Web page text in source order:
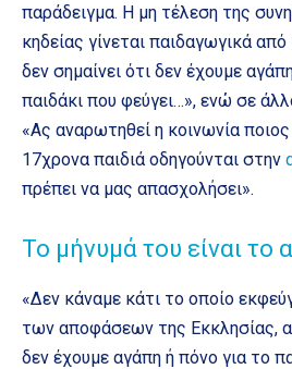
παράδειγμα. Η μη τέλεση της
κηδείας γίνεται παιδαγωγικά
δεν σημαίνει ότι δεν έχουμε
παιδάκι που φεύγει…», ενώ σε
«Ας αναρωτηθεί η κοινωνία
17χρονα παιδιά οδηγούνται στην
πρέπει να μας απασχολήσει».
Το μήνυμά του είναι το
«Δεν κάναμε κάτι το οποίο
των αποφάσεων της Εκκλησίας,
δεν έχουμε αγάπη ή πόνο για το